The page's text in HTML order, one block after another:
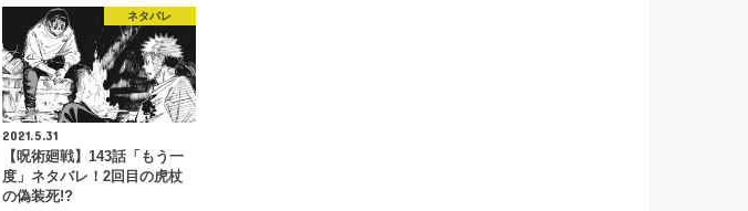
ネタバレ
2021.5.31
【呪術廻戦】143話「もう一
度」ネタバレ！2回目の虎杖
の偽装死!?